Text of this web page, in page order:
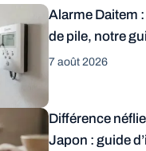
Alarme Daitem
de pile, notre
7 août 2026
Différence
Japon : guide